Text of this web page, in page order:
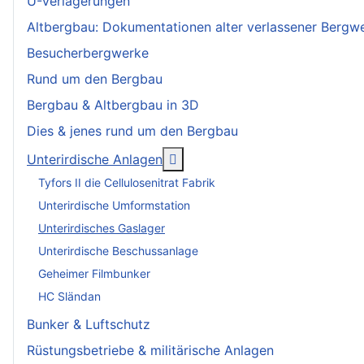
Altbergbau: Dokumentationen alter verlassener
Besucherbergwerke
Rund um den Bergbau
Bergbau & Altbergbau in 3D
Dies & jenes rund um den Bergbau
Unterirdische Anlagen
Tyfors II die Cellulosenitrat Fabrik
Unterirdische Umformstation
Unterirdisches Gaslager
Unterirdische Beschussanlage
Geheimer Filmbunker
HC Sländan
Bunker & Luftschutz
Rüstungsbetriebe & militärische Anlagen